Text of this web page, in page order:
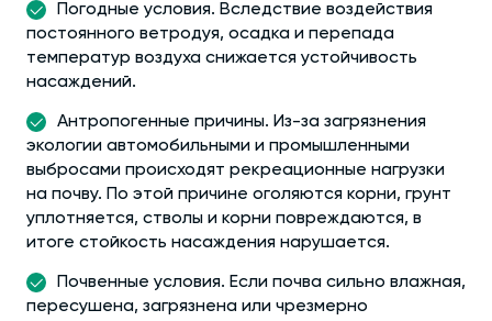
Погодные условия. Вследствие воздействия
постоянного ветродуя, осадка и перепада
температур воздуха снижается устойчивость
насаждений.
Антропогенные причины. Из-за загрязнения
экологии автомобильными и промышленными
выбросами происходят рекреационные нагрузки
на почву. По этой причине оголяются корни, грунт
уплотняется, стволы и корни повреждаются, в
итоге стойкость насаждения нарушается.
Почвенные условия. Если почва сильно влажная,
пересушена, загрязнена или чрезмерно